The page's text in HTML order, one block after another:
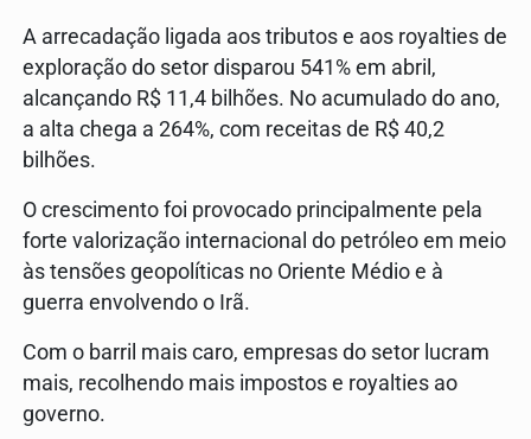
A arrecadação ligada aos tributos e aos royalties de
exploração do setor disparou 541% em abril,
alcançando R$ 11,4 bilhões. No acumulado do ano,
a alta chega a 264%, com receitas de R$ 40,2
bilhões.
O crescimento foi provocado principalmente pela
forte valorização internacional do petróleo em meio
às tensões geopolíticas no Oriente Médio e à
guerra envolvendo o Irã.
Com o barril mais caro, empresas do setor lucram
mais, recolhendo mais impostos e royalties ao
governo.